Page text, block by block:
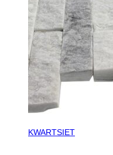
KWARTSIET